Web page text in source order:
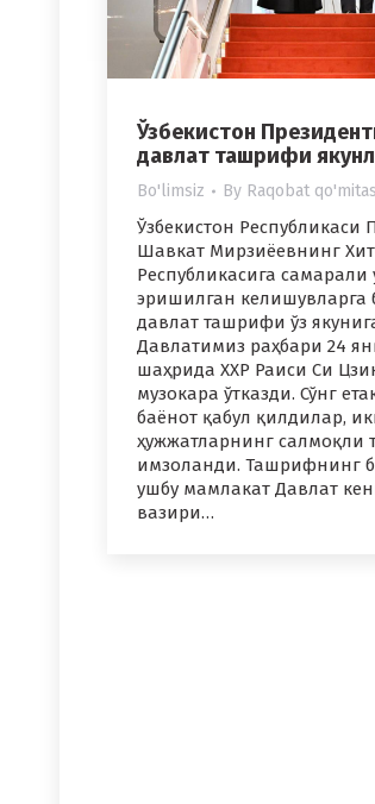
Ўзбекистон
давлат ташрифи
Bo'limsiz By Raqobat
Ўзбекистон Республикаси
Шавкат Мирзиёевнинг
Республикасига
эришилган келишувларга
давлат ташрифи ўз
Давлатимиз раҳбари 24
шаҳрида ХХР Раиси Си
музокара ўтказди. Сўнг
баёнот қабул қилдилар,
ҳужжатларнинг салмоқли
имзоланди. Ташрифнинг
ушбу мамлакат Давлат
вазири…